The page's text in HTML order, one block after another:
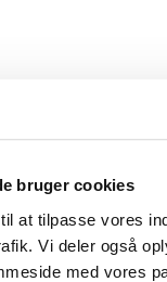
bruger cookies
at tilpasse vores
Vi deler også
med vores
terapi,